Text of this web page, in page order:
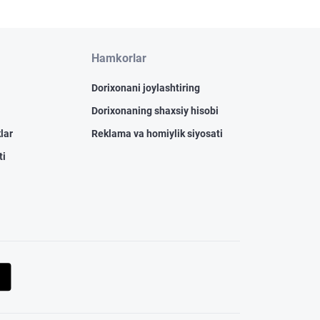
Hamkorlar
Dorixonani joylashtiring
Dorixonaning shaxsiy hisobi
Reklama va homiylik siyosati